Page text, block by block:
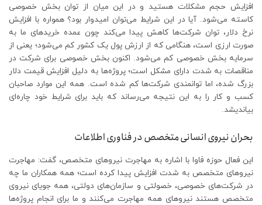
افزایش حجم مشکلات هستید و در این میان از توان بخش خصوصی
کاسته می‌شود. آیا در این شرایط می‌توان امیدوار بود؟ همواره با افزایش
نرخ دلار، توان شرکت‌ها کاهش پیدا می‌کند چون عمده خریدهای ما به
صورت ارزی است، هنگامی که از ارزش پول یک کشور کم می‌‌شود؛ یعنی از
سرمایه بخش خصوصی کم می‌‌شود. اکنون بخش خصوصی برای شرکت در
مناقصات به شدت دارای مشکل است؛ پروژه‌ها به دلیل افزایش قیمت دلار
بزرگ شده، اما توانمندی شرکت‌ها کم شده است. همه این موارد صاحبان
کسب و کار را به این نتیجه می‌رساند که باید برای شرایط خود چاره‌ای
بیاندیشد.
بحران نیروی انسانی متخصص در فناوری اطلاعات
این فعال حوزه فاوا با اشاره به مهاجرت نیروهای متخصص، گفت: مهاجرت
نیروهای متخصص به شدت افزایش پیدا کرده است؛ همه همکاران ما چه
در شرکت‌های خصوصی، خصولتی و سازمان‌های دولتی، همه جویای نیروی
متخصص هستند نیروهای همه مهاجرت می‌کنند و ما برای انجام پروژه‌ها